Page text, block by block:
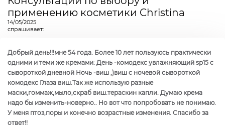
применению косметики Christina
14/05/2025
спрашивает:
Добрый день!!!мне 54 года. Более 10 лет пользуюсь практически
одними и теми же кремами: День -комодекс увлажняющий sp15 с
сывороткой дневной Ночь -виш ,)виш с ночевой сывороткой
комодекс Глаза виш.Так же использую разные
маски,гоммаж,мыло,скраб виш.тераскин капли. Думаю крема
надо бы изменить-новерно.. Но вот что попробовать не понимаю.
У меня птоз,поры и конечно возрастные изменения. Спасибо за
ответ!!